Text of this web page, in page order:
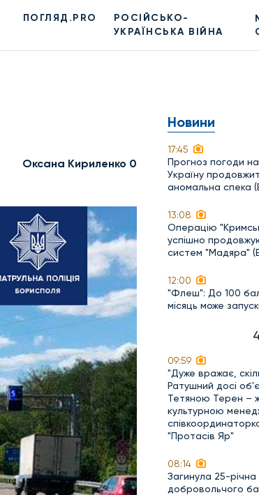
ПОГЛЯД.PRO
РОСІЙСЬКО-
УКРАЇНСЬКА ВІЙНА
Оксана Кириленко 0
Новини
17:45
Прогноз погоди
Україну
аномальна спека
13:08
Операцію
успішно
систем "Мадяра"
12:00
"Флеш": До 100
місяць може
09:59
"Дуже вражає,
Ратушний досі
Тетяною Терен –
культурною
"Протасів Яр"
08:14
Загинула 25-
добровольчого